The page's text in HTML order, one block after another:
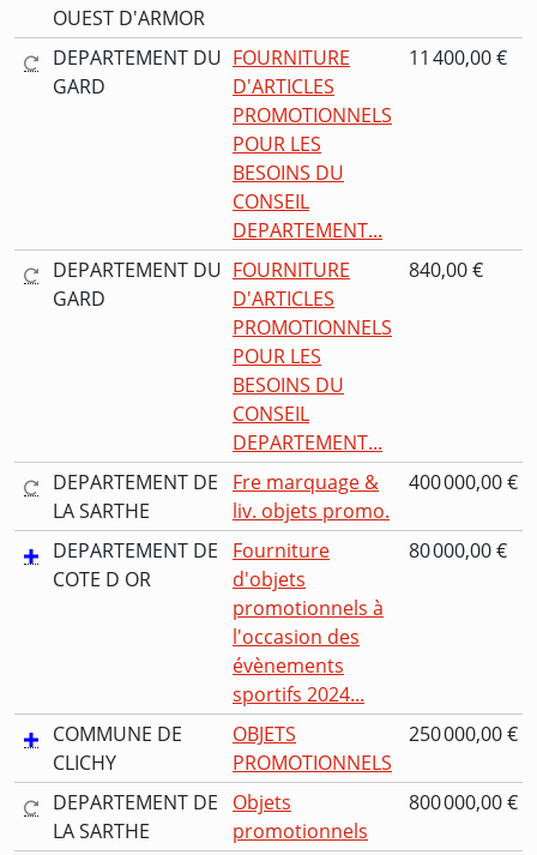
OUEST D'ARMOR
DEPARTEMENT DU
GARD
FOURNITURE
D'ARTICLES
PROMOTIONNELS
POUR LES
BESOINS DU
CONSEIL
DEPARTEMENT...
11 400,00 €
DEPARTEMENT DU
GARD
FOURNITURE
D'ARTICLES
PROMOTIONNELS
POUR LES
BESOINS DU
CONSEIL
DEPARTEMENT...
840,00 €
DEPARTEMENT DE
LA SARTHE
Fre marquage &
liv. objets promo.
400 000,00 €
DEPARTEMENT DE
COTE D OR
Fourniture
d'objets
promotionnels à
l'occasion des
évènements
sportifs 2024...
80 000,00 €
COMMUNE DE
CLICHY
OBJETS
PROMOTIONNELS
250 000,00 €
DEPARTEMENT DE
LA SARTHE
Objets
promotionnels
800 000,00 €